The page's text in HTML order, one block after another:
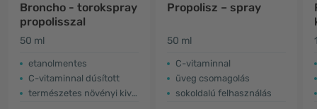
Broncho - torokspray
propolisszal
50 ml
etanolmentes
C-vitaminnal dúsított
természetes növényi kivonatokkal
Propolisz – spray
50 ml
C-vitaminnal
üveg csomagolás
sokoldalú felhasználás